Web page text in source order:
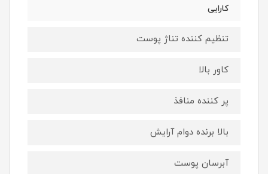
کارایی
تنظیم کننده تناژ پوست
کاور بالا
پر کننده منافذ
بالا برنده دوام آرایش
آبرسان پوست